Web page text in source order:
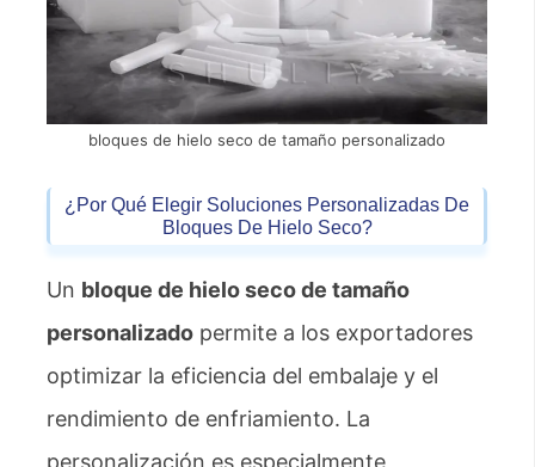
bloques de hielo seco de tamaño personalizado
¿Por Qué Elegir Soluciones Personalizadas De
Bloques De Hielo Seco?
Un bloque de hielo seco de tamaño
personalizado permite a los exportadores
optimizar la eficiencia del embalaje y el
rendimiento de enfriamiento. La
personalización es especialmente